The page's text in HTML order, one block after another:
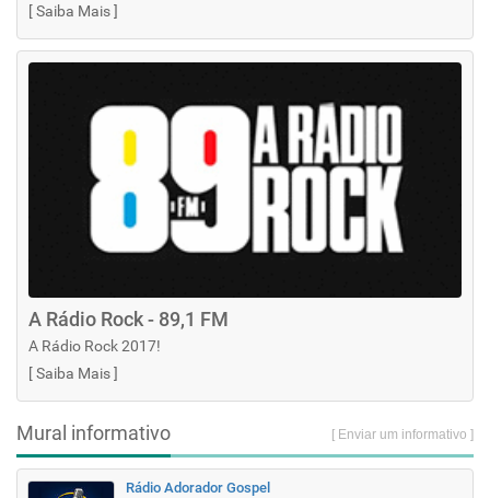
[Saiba Mais]
A Rádio Rock - 89,1 FM
A Rádio Rock 2017!
[Saiba Mais]
Mural informativo [ Enviar um informativo ]
Rádio Adorador Gospel